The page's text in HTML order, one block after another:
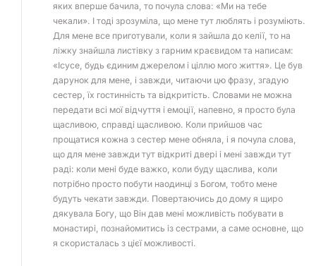
яких вперше бачила, то почула слова: «Ми на тебе
чекали». І тоді зрозуміла, що мене тут люблять і розуміють.
Для мене все приготували, коли я зайшла до келії, то на
ліжку знайшла листівку з гарним краєвидом та написам:
«Ісусе, будь єдиним джерелом і ціллю мого життя». Це був
дарунок для мене, і завжди, читаючи цю фразу, згадую
сестер, їх гостинність та відкритість. Словами не можна
передати всі мої відчуття і емоції, напевно, я просто була
щасливою, справді щасливою. Коли прийшов час
прощатися кожна з сестер мене обняла, і я почула слова,
що для мене завжди тут відкриті двері і мені завжди тут
раді: коли мені буде важко, коли буду щаслива, коли
потрібно просто побути наодинці з Богом, тобто мене
будуть чекати завжди. Повертаючись до дому я щиро
дякувала Богу, що Він дав мені можливість побувати в
монастирі, познайомитись із сестрами, а саме основне, що
я скористалась з цієї можливості.